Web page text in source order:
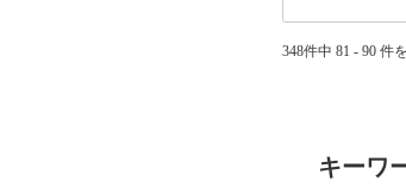
348件中 81 - 90 件
キーワ